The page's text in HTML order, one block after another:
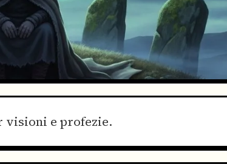
visioni e profezie.